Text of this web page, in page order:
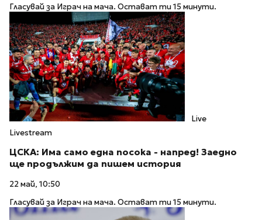
Гласувай за Играч на мача. Остават ти 15 минути.
Live
Livestream
ЦСКА: Има само една посока - напред! Заедно
ще продължим да пишем история
22 май, 10:50
Гласувай за Играч на мача. Остават ти 15 минути.